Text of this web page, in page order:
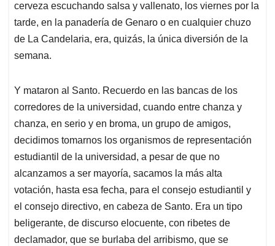
cerveza escuchando salsa y vallenato, los viernes por la
tarde, en la panadería de Genaro o en cualquier chuzo
de La Candelaria, era, quizás, la única diversión de la
semana.
Y mataron al Santo. Recuerdo en las bancas de los
corredores de la universidad, cuando entre chanza y
chanza, en serio y en broma, un grupo de amigos,
decidimos tomarnos los organismos de representación
estudiantil de la universidad, a pesar de que no
alcanzamos a ser mayoría, sacamos la más alta
votación, hasta esa fecha, para el consejo estudiantil y
el consejo directivo, en cabeza de Santo. Era un tipo
beligerante, de discurso elocuente, con ribetes de
declamador, que se burlaba del arribismo, que se